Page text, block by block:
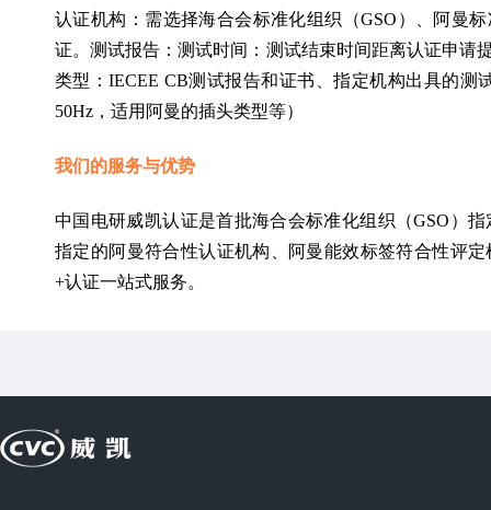
认证机构：需选择海合会标准化组织（GSO）、阿曼
证。测试报告：测试时间：测试结束时间距离认证申请
类型：IECEE CB测试报告和证书、指定机构出具的测
50Hz，适用阿曼的插头类型等）
我们的服务与优势
中国电研威凯认证是首批海合会标准化组织（GSO）
指定的阿曼符合性认证机构、阿曼能效标签符合性评
+认证一站式服务。